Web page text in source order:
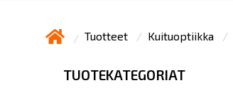
Tuotteet Kuituoptiikka
TUOTEKATEGORIAT